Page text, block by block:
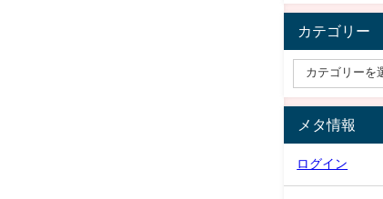
カテゴリー
メタ情報
ログイン